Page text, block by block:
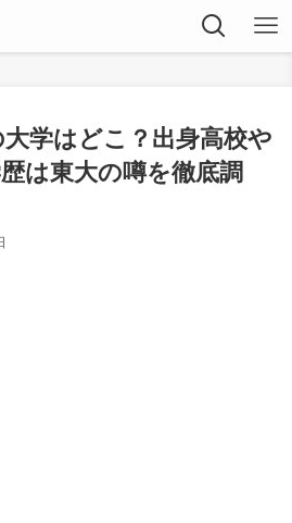
学はどこ？出身高校や
は東大の噂を徹底調